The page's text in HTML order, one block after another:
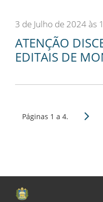
3 de Julho de 2024 às
ATENÇÃO
EDITAIS DE
Páginas 1 a 4.